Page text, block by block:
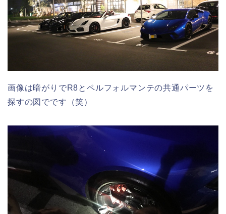
画像は暗がりでR8とペルフォルマンテの共通パーツを
探すの図でです（笑）